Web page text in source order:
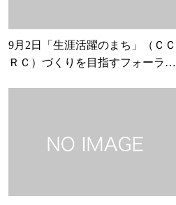
9月2日「生涯活躍のまち」（ＣＣ
ＲＣ）づくりを目指すフォーラム